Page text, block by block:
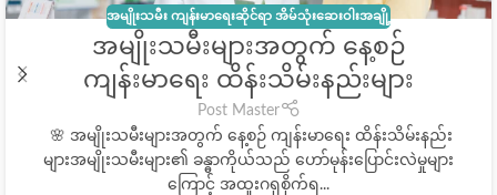
အမျိုးသမီး ကျန်းမာရေးဆိုင်ရာ အိမ်သုံးဆေးဝါးအချို့
အမျိုးသမီးများအတွက် နေ့စဉ်
ကျန်းမာရေး ထိန်းသိမ်းနည်းများ
Post Master
🌸 အမျိုးသမီးများအတွက် နေ့စဉ် ကျန်းမာရေး ထိန်းသိမ်းနည်း
များအမျိုးသမီးများ၏ ခန္ဓာကိုယ်သည် ဟော်မုန်းပြောင်းလဲမှုများ
ကြောင့် အထူးဂရုစိုက်ရ...